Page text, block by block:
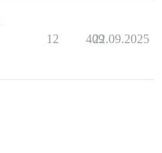
12 409
22.09.2025